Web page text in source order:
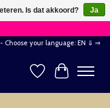
×
Choose your language: EN ⇓ ⇒
Verlanglijst
Is dat akkoord?
Ja